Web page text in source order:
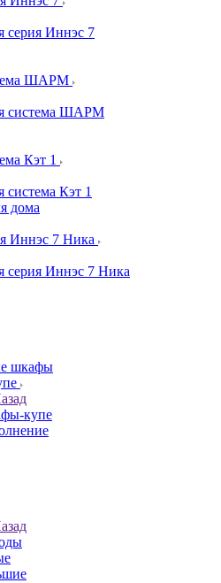
серия Иннэс 7
ШАРМ
система ШАРМ
Кэт 1
система Кэт 1
дома
Иннэс 7 Ника
серия Иннэс 7 Ника
шкафы
купе